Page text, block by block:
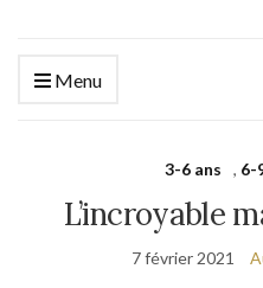
Menu
3-6 ans , 6-
L’incroyable
7 février 2021